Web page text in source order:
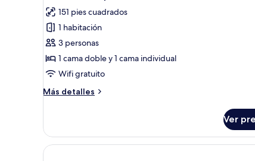
las
fotos
de
Habitación
triple
151 pies cuadrados
1 habitación
3 personas
1 cama doble y 1 cama individual
Wifi gratuito
Más detalles
Más
triple
clásica
Ver